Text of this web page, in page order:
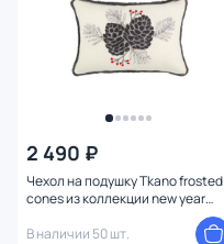
2 490 ₽
Чехол на подушку Tkano frosted
cones из коллекции new year
essential, 30х45 см BD-3180775
В наличии 50 шт.